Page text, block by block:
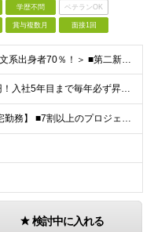
学歴不問 ベテランOK
賞与複数月 面接1回
＜完全未経験OK！文系出身者70％！＞ ■第二新卒歓迎 ■学歴・経歴不問・社会人未経験もOK ■20代を中心に活躍中◎ ★☆先輩たちの前職☆★ 元アパレルスタッフや塾講師、介護士、事務、営業など社員
＼平均年収517万円！入社5年目まで毎年必ず昇給／ ■賞与年3回 ■年収800万円以上も可 ■入社3年以上の平均年収469.2万円 月給23万2000円以上＋賞与年3回＋各種手当 ☆入社5年目まで最
【研修中は完全在宅勤務】 ■7割以上のプロジェクトでリモートワークを導入 ■一都三県のプロジェクト先 ■転居を伴う転勤なし ＜プロジェクト先＞ 東京・神奈川・千葉・埼玉でのプロジェクト先にて勤務いた
検討中に入れる